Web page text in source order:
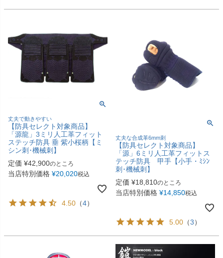
丈夫で動きやすい
【防具セレクト対象商品】
「源龍」3ミリ人工革フィット
ステッチ防具 垂 紫小桜柄【ミ
シン刺･機械刺】
定価 ¥42,900のところ
当店特別価格 ¥20,020税込
4.50 （4）
丈夫な合成革6mm刺
【防具セレクト対象商品】
「源」6ミリ人工革フィットス
テッチ防具 甲手【小手・ﾐｼﾝ
刺･機械刺】
定価 ¥18,810のところ
当店特別価格 ¥14,850税込
5.00 （3）